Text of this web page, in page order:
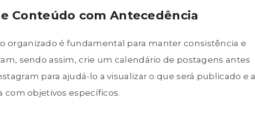
Conteúdo com Antecedência
organizado é fundamental para manter consistência e
sendo assim, crie um calendário de postagens antes
para ajudá-lo a visualizar o que será publicado e a
com objetivos específicos.